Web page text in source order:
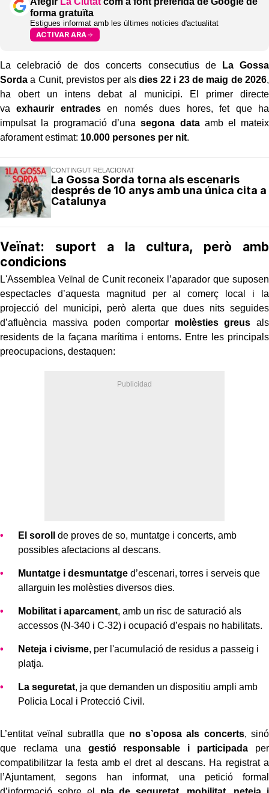
forma gratuïta
Estigues informat amb les últimes notícies d'actualitat
ACTIVAR ARA
La celebració de dos concerts consecutius de
La Gossa
Sorda a Cunit, previstos per als dies 22 i 23 de maig de 2026,
ha obert un intens debat al municipi. El primer directe
vaexhaurir entradesen només dues hores, fet que ha
impulsat la programació d’unasegona dataamb el mateix
aforament estimat: 10.000 persones per nit.
CONTINGUT RELACIONAT
La Gossa Sorda torna als escenaris
després de 10 anys amb una única cita a
Catalunya
Veïnat: suport a la cultura, però amb
condicions
L'Assemblea Veïnal de Cunit reconeix l’aparador que suposen
espectacles d’aquesta magnitud per al comerç local i la
projecció del municipi, però alerta que dues nits seguides
d’afluència massiva poden comportar molèsties greus als
residents de la façana marítima i entorns. Entre les principals
preocupacions, destaquen:
El soroll
de proves de so, muntatge i concerts, amb
possibles afectacions al descans.
Muntatge i desmuntatge d’escenari, torres i serveis que
allarguin les molèsties diversos dies.
Mobilitat i aparcament, amb un risc de saturació als
accessos (N-340 i C-32) i ocupació d’espais no habilitats.
Neteja i civisme, per l'acumulació de residus a passeig i
platja.
La seguretat, ja que demanden un dispositiu ampli amb
Policia Local i Protecció Civil.
L’entitat veïnal subratlla que no s’oposa als concerts, sinó
que reclama una gestió responsable i participada per
compatibilitzar la festa amb el dret al descans. Ha registrat a
l’Ajuntament, segons han informat, una petició formal